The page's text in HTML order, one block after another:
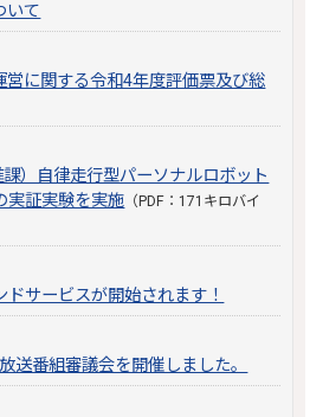
いて
営に関する令和4年度評価票及び総
）自律走行型パーソナルロボット
実証実験を実施 （PDF：171キロバイ
サービスが開始されます！
送番組審議会を開催しました。